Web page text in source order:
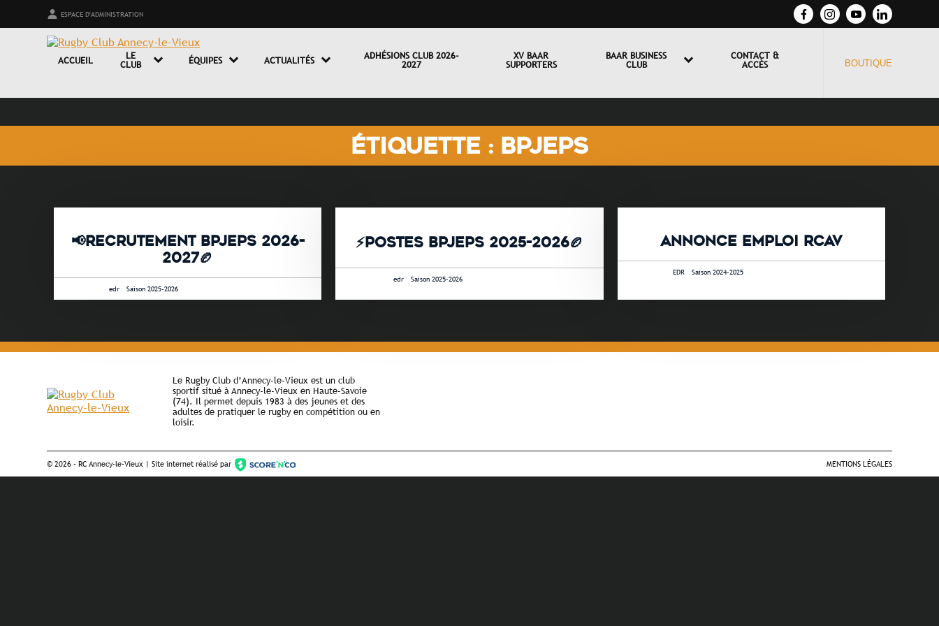
ESPACE D'ADMINISTRATION
ACCUEIL
LE
CLUB
ÉQUIPES ACTUALITÉS
ADHÉSIONS CLUB 2026-
2027
XV BAAR
SUPPORTERS
BAAR BUSINESS
CLUB
CONTACT &
ACCÈS
BOUTIQUE
ÉTIQUETTE : BPJEPS
📢RECRUTEMENT BPJEPS 2026-
2027🏉
1 juin 2026 •edr -Saison 2025-2026
⚡POSTES BPJEPS 2025-2026🏉
19 mai 2025 •edr -Saison 2025-2026
ANNONCE EMPLOI RCAV
EDR Saison 2024-2025
Le Rugby Club d’Annecy-le-Vieux est un club
sportif situé à Annecy-le-Vieux en Haute-Savoie
(74). Il permet depuis 1983 à des jeunes et des
adultes de pratiquer le rugby en compétition ou en
loisir.
©2026 - RC Annecy-le-Vieux | Site internet réalisé par MENTIONS LÉGALES